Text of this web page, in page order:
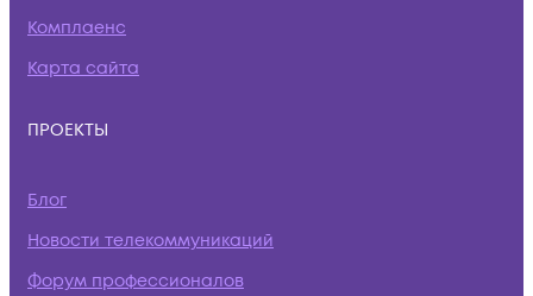
Комплаенс
Карта сайта
ПРОЕКТЫ
Блог
Новости телекоммуникаций
Форум профессионалов